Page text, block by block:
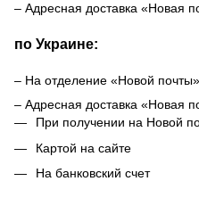
– Адресная доставка «Новая
по Украине:
– На отделение «Новой
– Адресная доставка «Новая
При получении на Новой
Картой на сайте
На банковский счет